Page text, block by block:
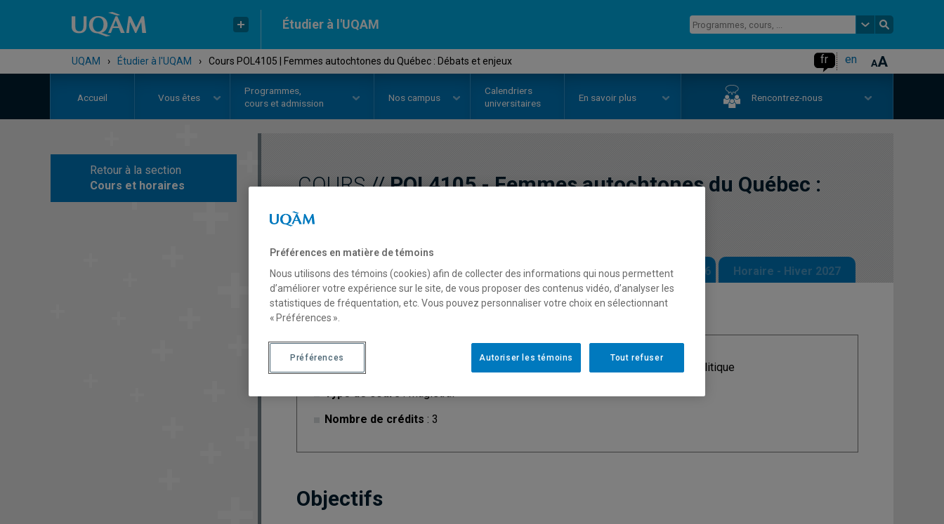
Étudier à l'UQAM
UQAM › Étudier à l'UQAM › Cours POL4105 | Femmes autochtones du Québec : Débats et enjeux fr en
Accueil Vous êtes
Programmes,
cours et admission
Nos campus
Calendriers
universitaires
En savoir plus Rencontrez-nous
Retour à la section
Cours et horaires
COURS// POL4105-Femmes autochtones du Québec :
Description Horaire - Été 2026 Horaire - Automne 2026 Horaire - Hiver 2027
Type de cours: Magistral
Nombre de crédits : 3
: Science politique
Objectifs
Préférences en matière de témoins
Nous utilisons des témoins (cookies) afin de collecter des informations qui nous permettent
d’améliorer votre expérience sur le site, de vous proposer des contenus vidéo, d’analyser les
statistiques de fréquentation, etc. Vous pouvez personnaliser votre choix en sélectionnant
« Préférences ».
Tout refuser
Autoriser les témoins
Préférences